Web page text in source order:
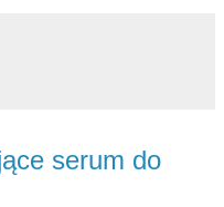
serum do